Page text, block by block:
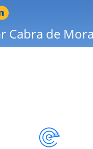
Cabra de Mora